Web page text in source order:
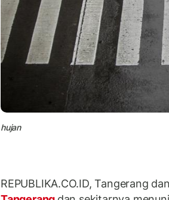
hujan
REPUBLIKA.CO.ID, Tangerang